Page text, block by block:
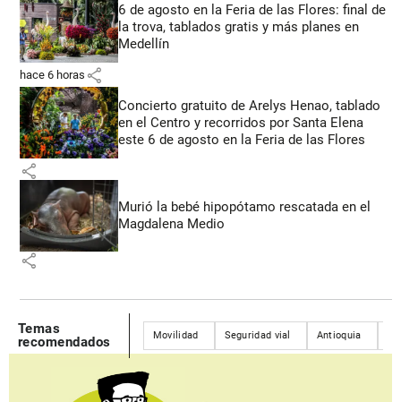
6 de agosto en la Feria de las Flores: final de
la trova, tablados gratis y más planes en
Medellín
hace 6 horas share
Concierto gratuito de Arelys Henao, tablado
en el Centro y recorridos por Santa Elena
este 6 de agosto en la Feria de las Flores
share
Murió la bebé hipopótamo rescatada en el
Magdalena Medio
share
Temas
recomendados
Movilidad Seguridad vial Antioquia